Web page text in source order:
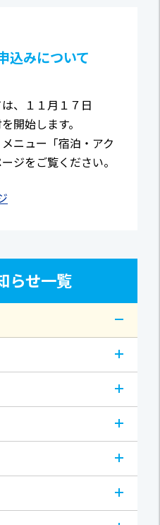
込みについて
、１１月１７日
開始します。
ニュー「宿泊・アク
ジをご覧ください。
らせ一覧